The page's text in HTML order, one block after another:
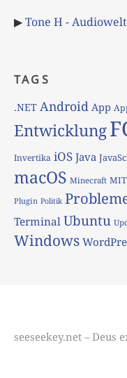
▶Tone H -
TAGS
.NET Android App
Entwicklung
Invertika iOS Java
macOS Minecraft MIT
Plugin Politik
TerminalUbuntu
Windows
seeseekey.net – Deus